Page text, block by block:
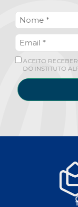
ACEITO
DO INSTITUTO